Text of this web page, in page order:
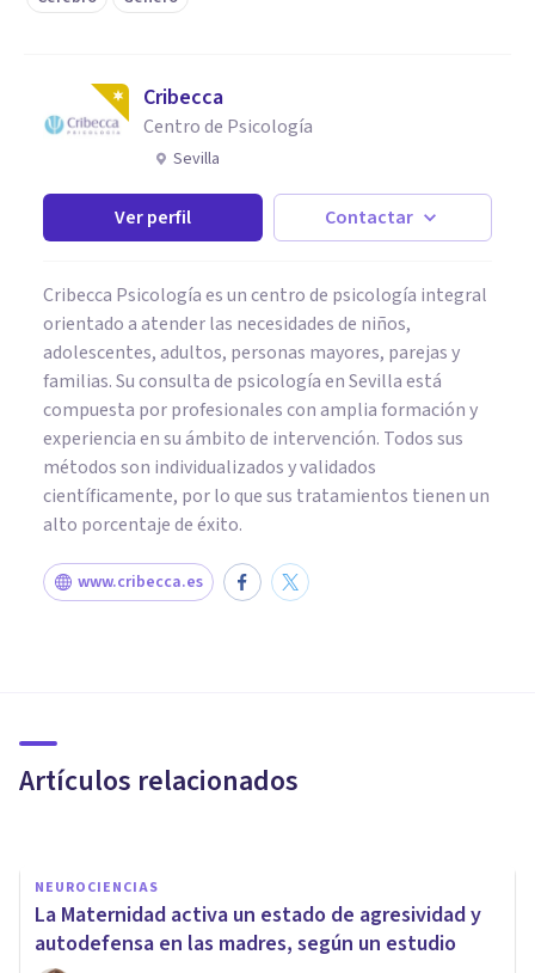
Cribecca
Centro de Psicología
Sevilla
Ver perfil Contactar
Cribecca Psicología es un centro de psicología integral
orientado a atender las necesidades de niños,
adolescentes, adultos, personas mayores, parejas y
familias. Su consulta de psicología en Sevilla está
compuesta por profesionales con amplia formación y
experiencia en su ámbito de intervención. Todos sus
métodos son individualizados y validados
científicamente, por lo que sus tratamientos tienen un
alto porcentaje de éxito.
www.cribecca.es
Artículos relacionados
de descubrir
NEUROCIENCIAS
La Maternidad activa un estado de agresividad y
autodefensa en las madres, según un estudio